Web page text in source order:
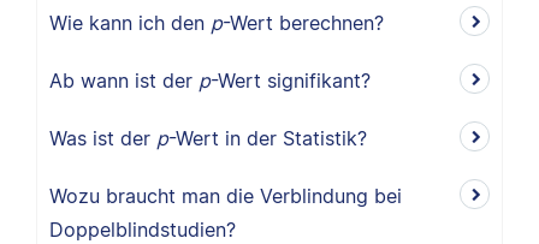
Wie kann ich den p-Wert berechnen?
Ab wann ist der p-Wert signifikant?
Was ist der p-Wert in der Statistik?
Wozu braucht man die Verblindung bei
Doppelblindstudien?